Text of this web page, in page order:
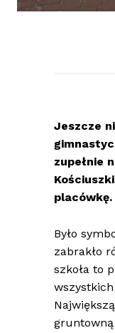
Jeszcze
zupełnie
placówkę.
Było
zabrakło
szkoła to